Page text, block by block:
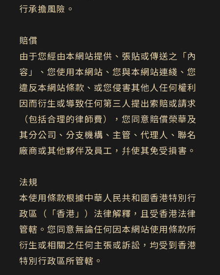
行承擔風險。
賠償
由于您經由本網站提供、張貼或傳送之「內
容」、您使用本網站、您與本網站連綫、您
違反本網站條款、或您侵害其他人任何權利
因而衍生或導致任何第三人提出索賠或請求
（包括合理的律師費），您同意賠償榮華及
其分公司、分支機構、主管、代理人、聯名
廠商或其他夥伴及員工，幷使其免受損害。
法規
本使用條款根據中華人民共和國香港特別行
政區（「香港」）法律解釋，且受香港法律
管轄。您同意無論任何因本網站使用條款所
衍生或相關之任何主張或訴訟，均受到香港
特別行政區所管轄。